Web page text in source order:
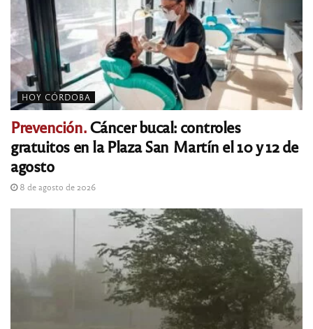
HOY CÓRDOBA
Prevención.Cáncer bucal: controles
gratuitos en la Plaza San Martín el 10 y 12 de
agosto
8 de agosto de 2026